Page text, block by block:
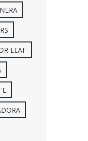
LEAF